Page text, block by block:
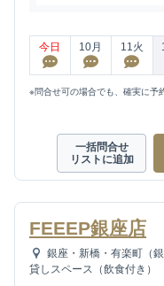
今日 10月 11火
※問合せ可の場合でも、確実に予
一括問合せ
リストに追加
FEEEP銀座店
銀座・新橋・有楽町（銀
貸しスペース（飲食付き）